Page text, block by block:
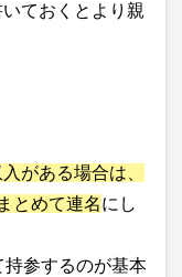
ておくとより親
がある場合は、
とめて連名にし
参するのが基本